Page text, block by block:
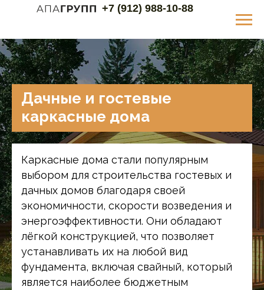
+7 (912) 988-10-88
Дачные и гостевые
каркасные дома
Каркасные дома стали популярным
выбором для строительства гостевых и
дачных домов благодаря своей
экономичности, скорости возведения и
энергоэффективности. Они обладают
лёгкой конструкцией, что позволяет
устанавливать их на любой вид
фундамента, включая свайный, который
является наиболее бюджетным